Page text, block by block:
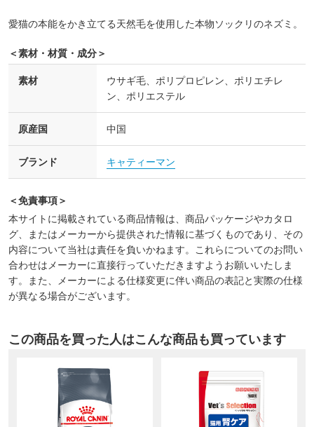
愛猫の本能をかき立てる天然毛を使用した本物ソックリのネズミ。
＜素材・材質・成分＞
素材
ウサギ毛、ポリプロピレン、ポリエチレ
ン、ポリエステル
原産国 中国
ブランド キャティーマン
＜免責事項＞
本サイトに掲載されている商品情報は、商品パッケージやカタロ
グ、またはメーカーから提供された情報に基づくものであり、その
内容について当社は責任を負いかねます。これらについてのお問い
合わせはメーカーに直接行っていただきますようお願いいたしま
す。また、メーカーによる仕様変更に伴い商品の表記と実際の仕様
が異なる場合がございます。
この商品を買った人はこんな商品も買っています